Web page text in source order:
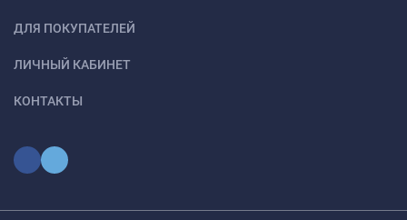
ДЛЯ ПОКУПАТЕЛЕЙ
ЛИЧНЫЙ КАБИНЕТ
КОНТАКТЫ